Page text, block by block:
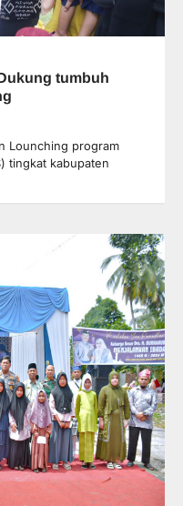
tumbuh
Lounching program
tingkat kabupaten